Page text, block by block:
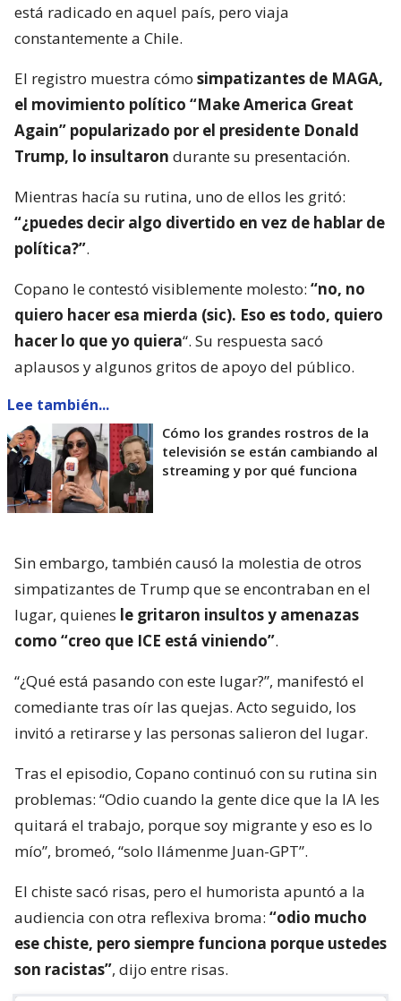
está radicado en aquel país, pero viaja
constantemente a Chile.
El registro muestra cómo simpatizantes de MAGA,
el movimiento político “Make America Great
Again” popularizado por el presidente Donald
Trump, lo insultaron durante su presentación.
Mientras hacía su rutina, uno de ellos les gritó:
“¿puedes decir algo divertido en vez de hablar de
política?”.
Copano le contestó visiblemente molesto: “no, no
quiero hacer esa mierda (sic). Eso es todo, quiero
hacer lo que yo quiera“. Su respuesta sacó
aplausos y algunos gritos de apoyo del público.
Lee también...
Cómo los grandes rostros de la
televisión se están cambiando al
streaming y por qué funciona
Sin embargo, también causó la molestia de otros
simpatizantes de Trump que se encontraban en el
lugar, quienes le gritaron insultos y amenazas
como “creo que ICE está viniendo”.
“¿Qué está pasando con este lugar?”, manifestó el
comediante tras oír las quejas. Acto seguido, los
invitó a retirarse y las personas salieron del lugar.
Tras el episodio, Copano continuó con su rutina sin
problemas: “Odio cuando la gente dice que la IA les
quitará el trabajo, porque soy migrante y eso es lo
mío”, bromeó, “solo llámenme Juan-GPT”.
El chiste sacó risas, pero el humorista apuntó a la
audiencia con otra reflexiva broma: “odio mucho
ese chiste, pero siempre funciona porque ustedes
son racistas”, dijo entre risas.